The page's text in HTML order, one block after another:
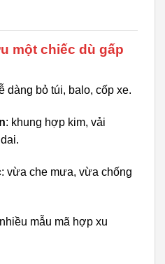
một chiếc dù gấp
dàng bỏ túi, balo, cốp xe.
: khung hợp kim, vải
: vừa che mưa, vừa chống
mẫu mã hợp xu